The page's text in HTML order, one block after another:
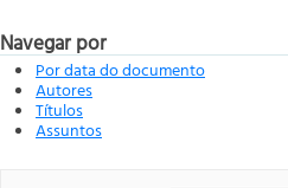
Navegar por
Por data do documento
Autores
Títulos
Assuntos